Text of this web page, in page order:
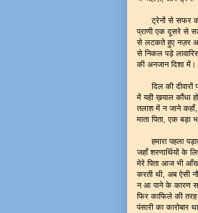
ट्रेनों से सफर की
प्राणी एक दूसरे से
से लटकते हुए नज़र
से निकल पड़े
की अनजान दिशा में।
दिल की दीवारों
में यही ख़याल कौंधा
तलाश में न जाने कहाँ,
माता पिता, एक बड़ा
हमारा पहला
जहाँ शरणार्थियों के
मेरे पिता आज भी
करती थी, अब ऐसी
न आ पाने के कारण
फिर काफिले की
पंसारी का